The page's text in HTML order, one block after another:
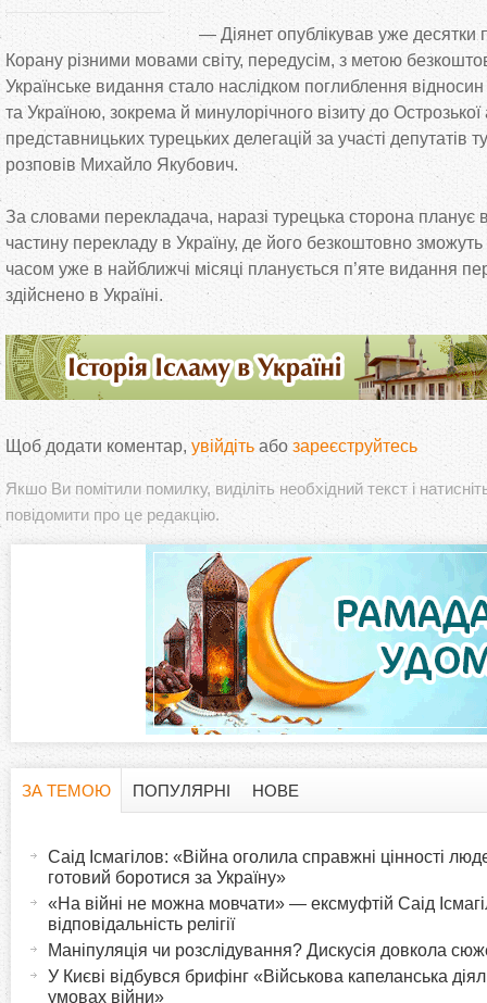
— Діянет опублікував уже десятки
Корану різними мовами світу, передусім, з метою
Українське видання стало наслідком поглиблення
та Україною, зокрема й минулорічного візиту до Острозької
представницьких турецьких делегацій за участі депутатів
розповів Михайло Якубович.
За словами перекладача, наразі турецька сторона планує
частину перекладу в Україну, де його безкоштовно зможуть
часом уже в найближчі місяці планується п’яте видання
здійснено в Україні.
Щоб додати коментар, увійдіть або зареєструйтесь
Якшо Ви помітили помилку, виділіть необхідний текст і
повідомити про це редакцію.
ЗА ТЕМОЮ
ПОПУЛЯРНІ НОВЕ
Саід Ісмагілов: «Війна оголила справжні цінності
готовий боротися за Україну»
«На війні не можна мовчати» — ексмуфтій Саід
відповідальність релігії
Маніпуляція чи розслідування? Дискусія довкола
У Києві відбувся брифінг «Військова капеланська
умовах війни»